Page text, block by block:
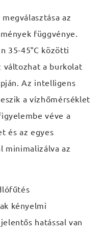
az
függvénye.
35-45°C közötti
változhat a burkolat
Az intelligens
a vízhőmérséklet
véve a
és az egyes
minimalizálva az
kényelmi
hatással van